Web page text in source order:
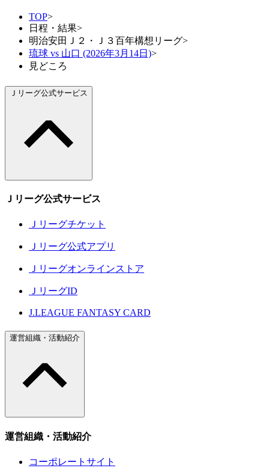
TOP>
日程・結果>
明治安田Ｊ２・Ｊ３百年構想リーグ>
琉球 vs 山口 (2026年3月14日)>
見どころ
Ｊリーグ公式サービス
Ｊリーグ公式サービス
Ｊリーグチケット
Ｊリーグ公式アプリ
Ｊリーグオンラインストア
ＪリーグID
J.LEAGUE FANTASY CARD
運営組織・活動紹介
運営組織・活動紹介
コーポレートサイト